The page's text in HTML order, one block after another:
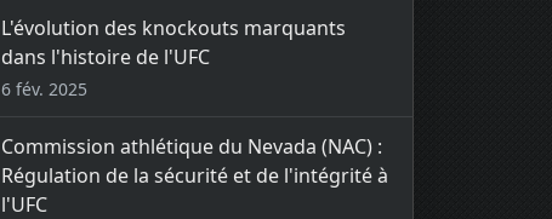
L'évolution des knockouts marquants
dans l'histoire de l'UFC
6 fév. 2025
Commission athlétique du Nevada (NAC) :
Régulation de la sécurité et de l'intégrité à
l'UFC